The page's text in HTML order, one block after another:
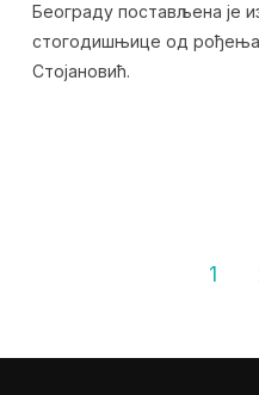
Београду постављена је
стогодишњице од
Стојановић.
1